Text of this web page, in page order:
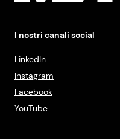
I nostri canali social
LinkedIn
Instagram
Facebook
YouTube